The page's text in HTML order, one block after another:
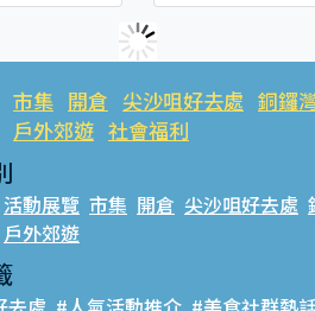
市集 開倉 尖沙咀好去處 銅鑼
戶外郊遊 社會福利
活動展覽 市集 開倉 尖沙咀好去處
戶外郊遊